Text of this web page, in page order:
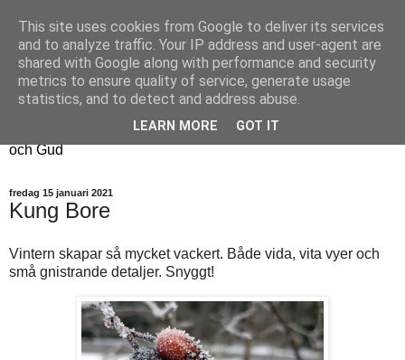
Fyren
Fyren finns för att sprida ljus i mörkret
För att påminna om guldkanterna i tillvaron
Här samsas jakt, hantverk, odling, och andra tankar om livet
och Gud
fredag 15 januari 2021
Kung Bore
Vintern skapar så mycket vackert. Både vida, vita vyer och
små gnistrande detaljer. Snyggt!
This site uses cookies from Google to deliver its services
and to analyze traffic. Your IP address and user-agent are
shared with Google along with performance and security
metrics to ensure quality of service, generate usage
statistics, and to detect and address abuse.
LEARN MORE GOT IT